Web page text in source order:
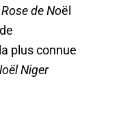
Rose de Noël
plus connue
Niger